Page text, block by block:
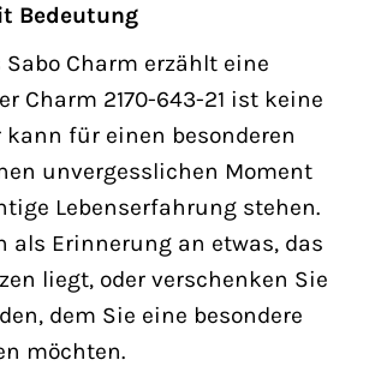
Bedeutung
Sabo Charm erzählt eine
Charm 2170-643-21 ist keine
kann für einen besonderen
unvergesslichen Moment
Lebenserfahrung stehen.
als Erinnerung an etwas, das
liegt, oder verschenken Sie
dem Sie eine besondere
möchten.